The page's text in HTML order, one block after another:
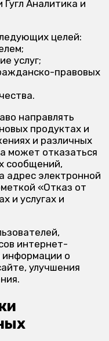
Аналитика и
целей:
услуг;
правовых
направлять
продуктах и
и различных
может отказаться
сообщений,
адрес электронной
«Отказ от
и услугах и
интернет-
информации о
улучшения